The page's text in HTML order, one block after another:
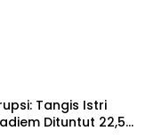
Tangis Istri
Dituntut 22,5